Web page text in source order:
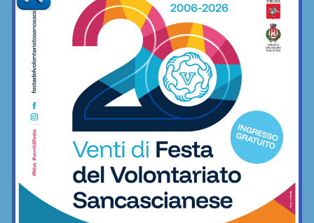
Paolo Sirigatti
Giornalista pubblicista. Collabora con SportChianti e Il
Gazzettino del Chianti
Articoli correlati
Mirko Torsellini, debutto super alla